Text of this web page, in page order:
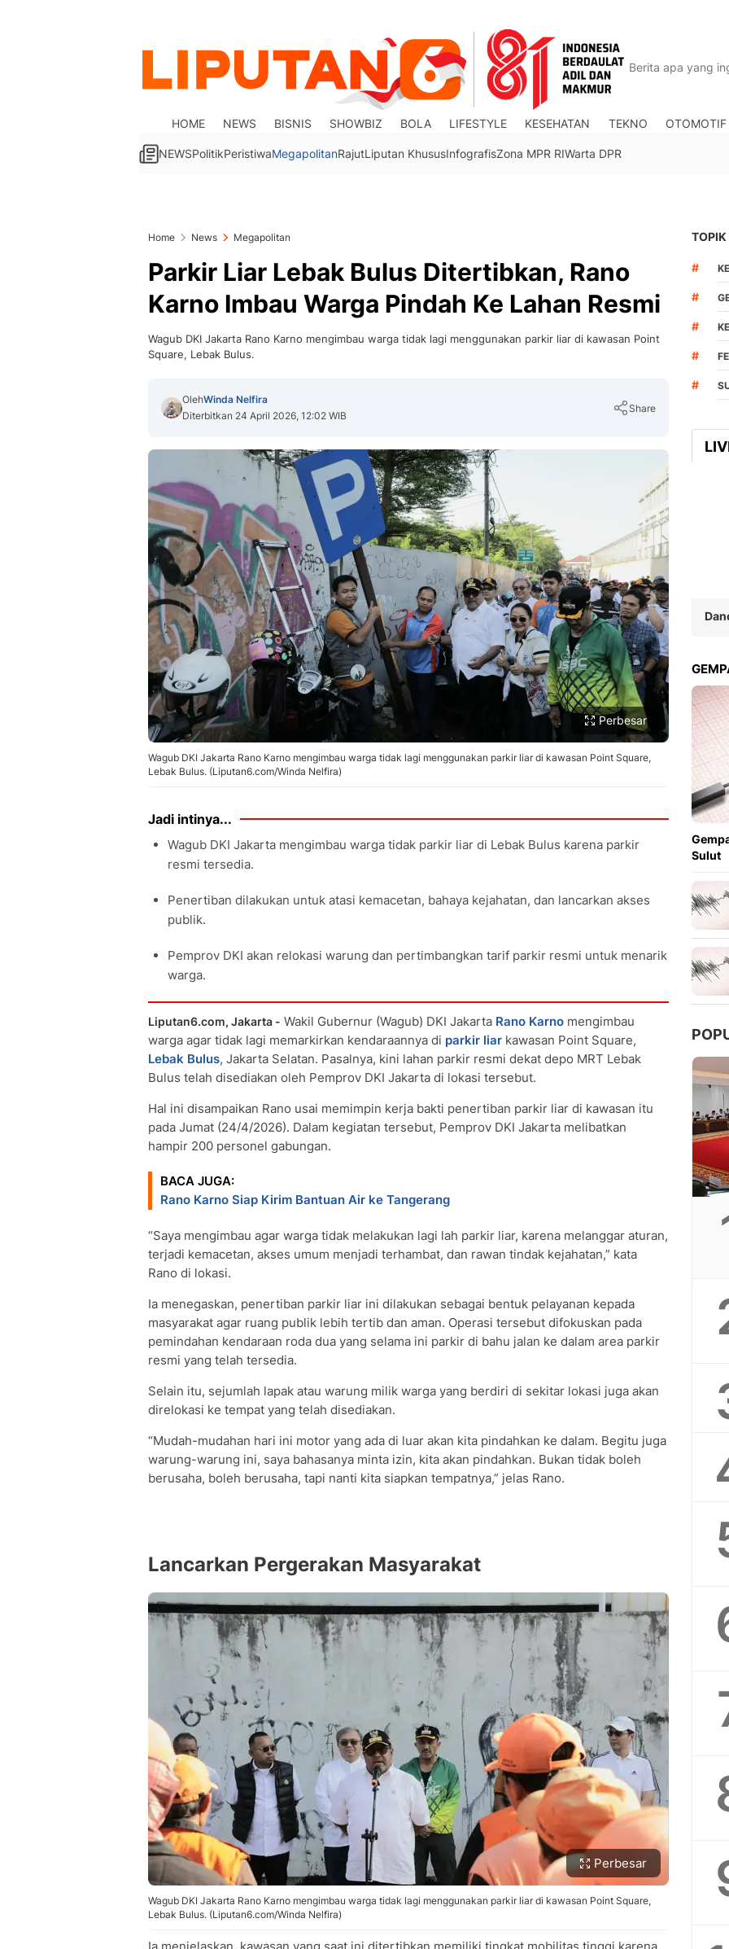
HOME NEWS BISNIS SHOWBIZ BOLA LIFESTYLE KESEHATAN TEKNO OTOMOTIF
NEWSPolitikPeristiwaMegapolitanRajutLiputan KhususInfografisZona MPR RIWarta DPR
Home News Megapolitan
Parkir Liar Lebak Bulus Ditertibkan, Rano
Karno Imbau Warga Pindah Ke Lahan Resmi
Wagub DKI Jakarta Rano Karno mengimbau warga tidak lagi menggunakan parkir liar di kawasan Point
Square, Lebak Bulus.
OlehWinda Nelfira
Diterbitkan 24 April 2026, 12:02 WIB
Share
Copy Link
Perbesar
Wagub DKI Jakarta Rano Karno mengimbau warga tidak lagi menggunakan parkir liar di kawasan Point Square,
Lebak Bulus. (Liputan6.com/Winda Nelfira)
Jadi intinya...
Wagub DKI Jakarta mengimbau warga tidak parkir liar di Lebak Bulus karena parkir
resmi tersedia.
Penertiban dilakukan untuk atasi kemacetan, bahaya kejahatan, dan lancarkan akses
publik.
Pemprov DKI akan relokasi warung dan pertimbangkan tarif parkir resmi untuk menarik
warga.
Liputan6.com, Jakarta - Wakil Gubernur (Wagub) DKI Jakarta Rano Karno mengimbau
warga agar tidak lagi memarkirkan kendaraannya di parkir liar kawasan Point Square,
Lebak Bulus, Jakarta Selatan. Pasalnya, kini lahan parkir resmi dekat depo MRT Lebak
Bulus telah disediakan oleh Pemprov DKI Jakarta di lokasi tersebut.
Hal ini disampaikan Rano usai memimpin kerja bakti penertiban parkir liar di kawasan itu
pada Jumat (24/4/2026). Dalam kegiatan tersebut, Pemprov DKI Jakarta melibatkan
hampir 200 personel gabungan.
BACA JUGA:
Rano Karno Siap Kirim Bantuan Air ke Tangerang
“Saya mengimbau agar warga tidak melakukan lagi lah parkir liar, karena melanggar aturan,
terjadi kemacetan, akses umum menjadi terhambat, dan rawan tindak kejahatan,” kata
Rano di lokasi.
Ia menegaskan, penertiban parkir liar ini dilakukan sebagai bentuk pelayanan kepada
masyarakat agar ruang publik lebih tertib dan aman. Operasi tersebut difokuskan pada
pemindahan kendaraan roda dua yang selama ini parkir di bahu jalan ke dalam area parkir
resmi yang telah tersedia.
Selain itu, sejumlah lapak atau warung milik warga yang berdiri di sekitar lokasi juga akan
direlokasi ke tempat yang telah disediakan.
“Mudah-mudahan hari ini motor yang ada di luar akan kita pindahkan ke dalam. Begitu juga
warung-warung ini, saya bahasanya minta izin, kita akan pindahkan. Bukan tidak boleh
berusaha, boleh berusaha, tapi nanti kita siapkan tempatnya,” jelas Rano.
Lancarkan Pergerakan Masyarakat
Perbesar
Wagub DKI Jakarta Rano Karno mengimbau warga tidak lagi menggunakan parkir liar di kawasan Point Square,
Lebak Bulus. (Liputan6.com/Winda Nelfira)
TOPIK
#
#
#
#
#
Sulut